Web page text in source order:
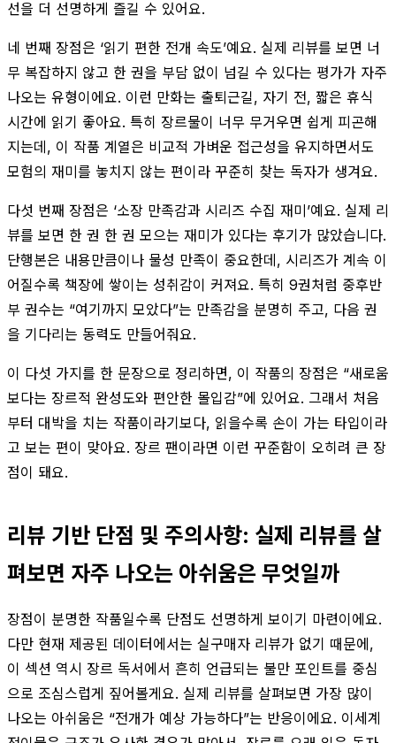
선을 더 선명하게 즐길 수 있어요.
네 번째 장점은 ‘읽기 편한 전개 속도’예요. 실제 리뷰를 보면 너
무 복잡하지 않고 한 권을 부담 없이 넘길 수 있다는 평가가 자주
나오는 유형이에요. 이런 만화는 출퇴근길, 자기 전, 짧은 휴식
시간에 읽기 좋아요. 특히 장르물이 너무 무거우면 쉽게 피곤해
지는데, 이 작품 계열은 비교적 가벼운 접근성을 유지하면서도
모험의 재미를 놓치지 않는 편이라 꾸준히 찾는 독자가 생겨요.
다섯 번째 장점은 ‘소장 만족감과 시리즈 수집 재미’예요. 실제 리
뷰를 보면 한 권 한 권 모으는 재미가 있다는 후기가 많았습니다.
단행본은 내용만큼이나 물성 만족이 중요한데, 시리즈가 계속 이
어질수록 책장에 쌓이는 성취감이 커져요. 특히 9권처럼 중후반
부 권수는 “여기까지 모았다”는 만족감을 분명히 주고, 다음 권
을 기다리는 동력도 만들어줘요.
이 다섯 가지를 한 문장으로 정리하면, 이 작품의 장점은 “새로움
보다는 장르적 완성도와 편안한 몰입감”에 있어요. 그래서 처음
부터 대박을 치는 작품이라기보다, 읽을수록 손이 가는 타입이라
고 보는 편이 맞아요. 장르 팬이라면 이런 꾸준함이 오히려 큰 장
점이 돼요.
리뷰 기반 단점 및 주의사항: 실제 리뷰를 살
펴보면 자주 나오는 아쉬움은 무엇일까
장점이 분명한 작품일수록 단점도 선명하게 보이기 마련이에요.
다만 현재 제공된 데이터에서는 실구매자 리뷰가 없기 때문에,
이 섹션 역시 장르 독서에서 흔히 언급되는 불만 포인트를 중심
으로 조심스럽게 짚어볼게요. 실제 리뷰를 살펴보면 가장 많이
나오는 아쉬움은 “전개가 예상 가능하다”는 반응이에요. 이세계